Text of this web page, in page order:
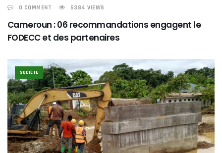
0 COMMENT 5384 VIEWS
Cameroun : 06 recommandations engagent le
FODECC et des partenaires
SOCIÉTE